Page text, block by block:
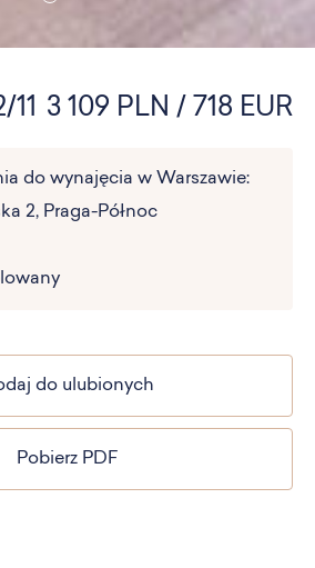
3 109 PLN / 718 EUR
do wynajęcia w Warszawie:
2, Praga-Północ
do ulubionych
Pobierz PDF